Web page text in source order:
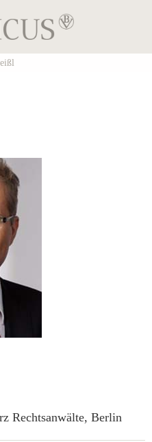
Rechtsanwälte, Berlin